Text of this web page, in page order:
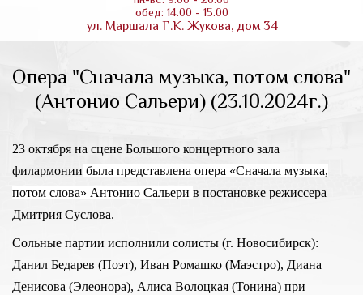
обед: 14.00 - 15.00
ул. Маршала Г.К. Жукова, дом 34
Опера "Сначала музыка, потом слова"
(Антонио Сальери) (23.10.2024г.)
23 октября на сцене Большого концертного зала
филармонии была представлена опера «Сначала музыка,
потом слова» Антонио Сальери в постановке режиссера
Дмитрия Суслова.
Сольные партии исполнили солисты (г. Новосибирск):
Данил Бедарев (Поэт), Иван Ромашко (Маэстро), Диана
Денисова (Элеонора), Алиса Волоцкая (Тонина) при